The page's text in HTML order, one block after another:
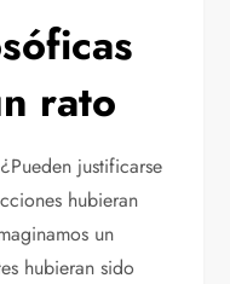
rato
justificarse
hubieran
un
hubieran sido